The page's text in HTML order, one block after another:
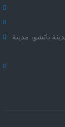
باتشو، مدينة